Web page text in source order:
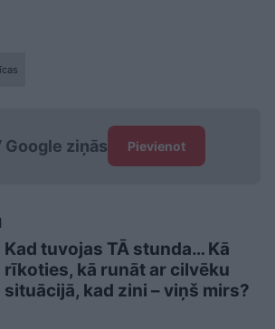
Google ziņās Pievienot
Kad tuvojas TĀ stunda… Kā
rīkoties, kā runāt ar cilvēku
situācijā, kad zini – viņš mirs?